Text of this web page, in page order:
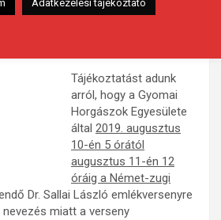
Tájékoztatást adunk
arról, hogy a Gyomai
Horgászok Egyesülete
által 2019. augusztus
10-én 5 órától
augusztus 11-én 12
óráig a Német-zugi
Dr. Sallai László emlékversenyre
miatt a verseny
Adatkezelési tájékoztató